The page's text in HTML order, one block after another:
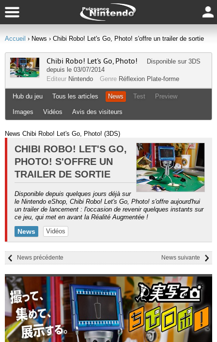
Accueil › News › Chibi Robo! Let's Go, Photo! s'offre un trailer de sortie
Chibi Robo! Let's Go, Photo! Disponible sur 3DS
depuis le 03/07/2014
Editeur Nintendo Genre Réflexion Plate-forme
Hub du jeu Tous les articles News Test Preview
Images Vidéos Avis des visiteurs
News Chibi Robo! Let's Go, Photo! (3DS)
CHIBI ROBO! LET'S GO,
PHOTO! S'OFFRE UN
TRAILER DE SORTIE
Disponible depuis quelques jours déjà sur
le Nintendo eShop, Chibi Robo! Let's Go, Photo! s'offre aujourd'hui
un trailer de lancement : l'occasion de revenir quelques instants sur
ce jeu, qui met en avant la Réalité Augmentée !
News Vidéos
News suivante
News précédente